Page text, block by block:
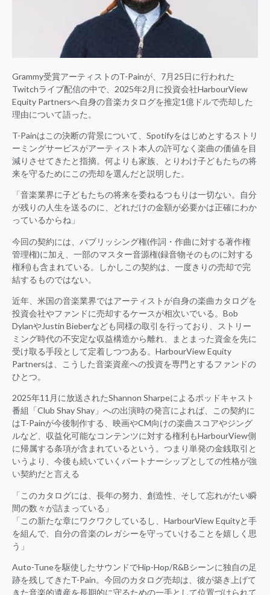
Grammy受賞アーティストのT-Painが、7月25日に行われた
Twitchライブ配信の中で、2025年2月に投資会社HarbourView
Equity Partnersへ自身の音楽カタログを推定1億ドルで売却した
理由について語った。
T-Painはこの決断の背景について、Spotifyをはじめとするストリ
ーミングサービスがアーティスト本人の許可なく楽曲の価値を目
減りさせてきたと指摘。何よりも家族、とりわけ子どもたちの将
来を守るためにこの売却を選んだと説明した。
「音楽業界に子どもたちの将来を委ねるつもりは一切ない。自分
が残りの人生を送るのに、どれだけの金額が必要かは正確にわか
っているからね」
今回の契約には、パブリッシング権(作詞・作曲に対する著作権
管理権)に加え、一部のマスター音源権(録音物そのものに対する
権利)も含まれている。しかしこの契約は、一度きりの売却で完
結するものではない。
近年、米国の音楽業界ではアーティストが自身の楽曲カタログを
投資会社やファンドに売却するケースが相次いでいる。Bob
DylanやJustin Bieberなども同様の取引を行っており、ストリー
ミング時代の不安定な収益構造から離れ、まとまった資金を先に
受け取る手段として定着しつつある。HarbourView Equity
Partnersは、こうした音楽資産への投資を専門とするファンドの
ひとつ。
2025年11月に放送されたShannon Sharpeによるポッドキャスト
番組「Club Shay Shay」への出演時の発言によれば、この契約に
はT-Painが今後制作する、映画やCM向けの楽曲スコアやジング
ルなど、収益化可能なコンテンツに対する権利もHarbourView側
に帰属する条項が含まれているという。つまり単発の金銭取引と
いうより、今後も続いていくパートナーシップとしての性格が強
い契約だと言える
「このカタログには、長年の努力、創造性、そして忘れがたい瞬
間の数々が詰まっている」
「この新たな章にワクワクしているし、HarbourView Equityと手
を組んで、自分の音楽のレガシーを守っていけることを嬉しく思
う」
Auto-Tuneを駆使したサウンドでHip-Hop/R&Bシーンに独自の足
跡を残してきたT-Pain。今回のカタログ売却は、彼が築き上げて
きた音楽的遺産を長期的に守るための一手として位置づけられて